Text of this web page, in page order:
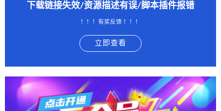
下载链接失效/资源描述有误/脚本插件报错
！！！有奖反馈 ！！！
立即查看